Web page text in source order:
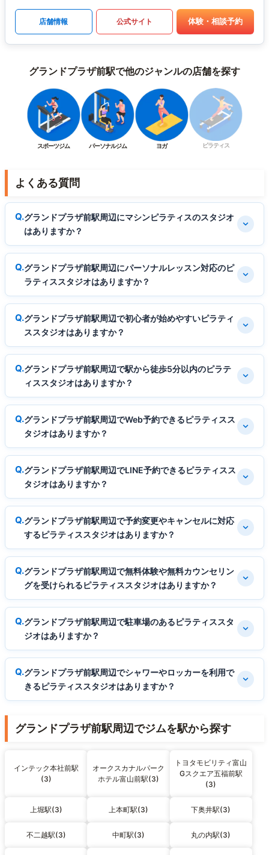
店舗情報 公式サイト 体験・相談予約
グランドプラザ前駅で他のジャンルの店舗を探す
スポーツジム パーソナルジム ヨガ ピラティス
よくある質問
グランドプラザ前駅周辺にマシンピラティスのスタジオ
はありますか？
グランドプラザ前駅周辺にパーソナルレッスン対応のピ
ラティススタジオはありますか？
グランドプラザ前駅周辺で初心者が始めやすいピラティ
ススタジオはありますか？
グランドプラザ前駅周辺で駅から徒歩5分以内のピラテ
ィススタジオはありますか？
グランドプラザ前駅周辺でWeb予約できるピラティスス
タジオはありますか？
グランドプラザ前駅周辺でLINE予約できるピラティスス
タジオはありますか？
グランドプラザ前駅周辺で予約変更やキャンセルに対応
するピラティススタジオはありますか？
グランドプラザ前駅周辺で無料体験や無料カウンセリン
グを受けられるピラティススタジオはありますか？
グランドプラザ前駅周辺で駐車場のあるピラティススタ
ジオはありますか？
グランドプラザ前駅周辺でシャワーやロッカーを利用で
きるピラティススタジオはありますか？
グランドプラザ前駅周辺でジムを駅から探す
インテック本社前駅
(3)
オークスカナルパーク
ホテル富山前駅(3)
トヨタモビリティ富山
Gスクエア五福前駅
(3)
上堀駅(3) 上本町駅(3) 下奥井駅(3)
不二越駅(3) 中町駅(3) 丸の内駅(3)